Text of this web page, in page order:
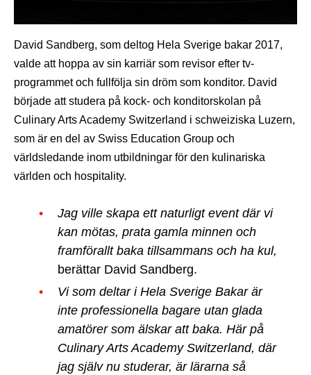
David Sandberg, som deltog Hela Sverige bakar 2017,
valde att hoppa av sin karriär som revisor efter tv-
programmet och fullfölja sin dröm som konditor. David
började att studera på kock- och konditorskolan på
Culinary Arts Academy Switzerland i schweiziska Luzern,
som är en del av Swiss Education Group och
världsledande inom utbildningar för den kulinariska
världen och hospitality.
Jag ville skapa ett naturligt event där vi
kan mötas, prata gamla minnen och
framförallt baka tillsammans och ha kul,
berättar David Sandberg.
Vi som deltar i Hela Sverige Bakar är
inte professionella bagare utan glada
amatörer som älskar att baka. Här på
Culinary Arts Academy Switzerland, där
jag själv nu studerar, är lärarna så